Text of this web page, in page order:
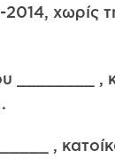
χωρίς
,
,